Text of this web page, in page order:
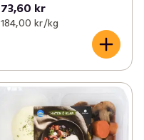
73,60 kr
184,00 kr /kg